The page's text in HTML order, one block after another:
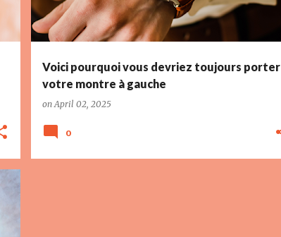
Voici pourquoi vous devriez toujours porter
votre montre à gauche
onApril 02, 2025
0